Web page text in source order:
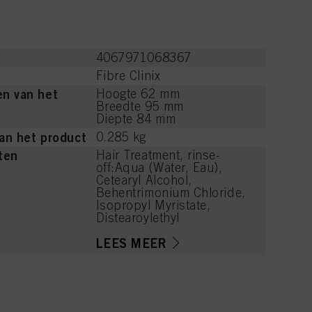
4067971068367
Fibre Clinix
van het
Hoogte 62 mm
Breedte 95 mm
Diepte 84 mm
het product 0.285 kg
Hair Treatment, rinse-
off:Aqua (Water, Eau),
Cetearyl Alcohol,
Behentrimonium Chloride,
Isopropyl Myristate,
Distearoylethyl
Methosulfate,
LEES MEER